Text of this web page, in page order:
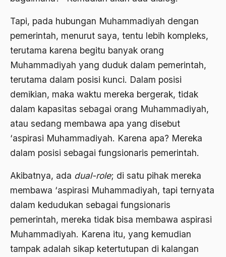
Tapi, pada hubungan Muhammadiyah dengan
pemerintah, menurut saya, tentu lebih kompleks,
terutama karena begitu banyak orang
Muhammadiyah yang duduk dalam pemerintah,
terutama dalam posisi kunci. Dalam posisi
demikian, maka waktu mereka bergerak, tidak
dalam kapasitas sebagai orang Muhammadiyah,
atau sedang membawa apa yang disebut
‘aspirasi Muhammadiyah. Karena apa? Mereka
dalam posisi sebagai fungsionaris pemerintah.
Akibatnya, ada dual-role; di satu pihak mereka
membawa ‘aspirasi Muhammadiyah, tapi ternyata
dalam kedudukan sebagai fungsionaris
pemerintah, mereka tidak bisa membawa aspirasi
Muhammadiyah. Karena itu, yang kemudian
tampak adalah sikap ketertutupan di kalangan
area studies
Argentina
Ariel Saron
Ariel Sharon
Ario Wowor
Aristoteles
Arrigo Sacchi
Arswendo
Arswendo Atmowiloto